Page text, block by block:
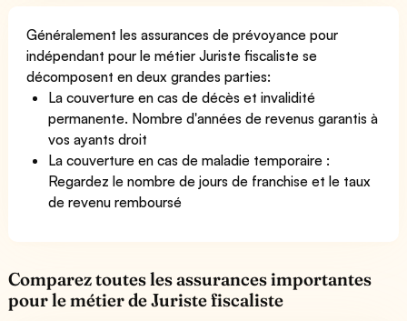
Généralement les assurances de prévoyance pour
indépendant pour le métier Juriste fiscaliste se
décomposent en deux grandes parties:
La couverture en cas de décès et invalidité
permanente. Nombre d'années de revenus garantis à
vos ayants droit
La couverture en cas de maladie temporaire :
Regardez le nombre de jours de franchise et le taux
de revenu remboursé
Comparez toutes les assurances importantes
pour le métier de Juriste fiscaliste